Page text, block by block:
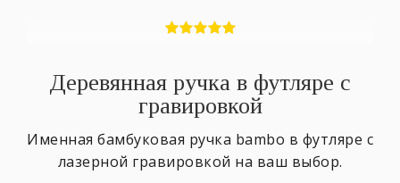
Деревянная ручка в футляре с
гравировкой
Именная бамбуковая ручка bambo в футляре с
лазерной гравировкой на ваш выбор.